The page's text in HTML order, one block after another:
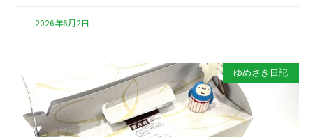
2026年6月2日
ゆめさき日記